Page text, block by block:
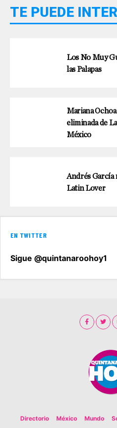
TE PUEDE
Los No Muy
las Palapas
Mariana
eliminada de
México
Andrés García
Latin Lover
EN TWITTER
Sigue @quintanaroohoy1
Directorio México Mundo